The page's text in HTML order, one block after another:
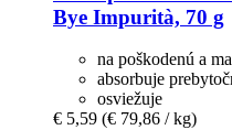
Bye Impurità, 70 g
na poškodenú a
absorbuje
osviežuje
€ 5,59 (€ 79,86 / kg)